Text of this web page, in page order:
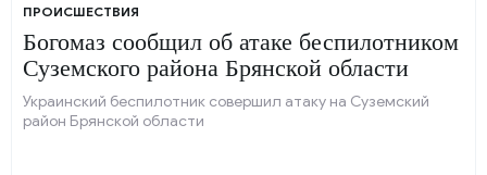
ПРОИСШЕСТВИЯ
Богомаз сообщил об атаке беспилотником
Суземского района Брянской области
Украинский беспилотник совершил атаку на Суземский
район Брянской области